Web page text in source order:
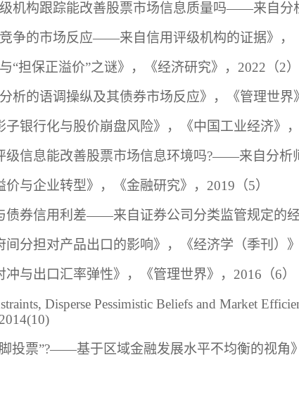
机构跟踪能改善股票市场信息质量吗——来自分
争的市场反应——来自信用评级机构的证据》，
“担保正溢价”之谜》，《经济研究》，2022 （2）
析的语调操纵及其债券市场反应》，《管理世界
子银行化与股价崩盘风险》，《中国工业经济》，
级信息能改善股票市场信息环境吗?——来自分析
与企业转型》，《金融研究》， 2019 （5）
债券信用利差——来自证券公司分类监管规定的
间分担对产品出口的影响》，《经济学（季刊）》
与出口汇率弹性》，《管理世界》， 2016 （6）
Disperse Pessimistic Beliefs and Market
投票”?——基于区域金融发展水平不均衡的视角